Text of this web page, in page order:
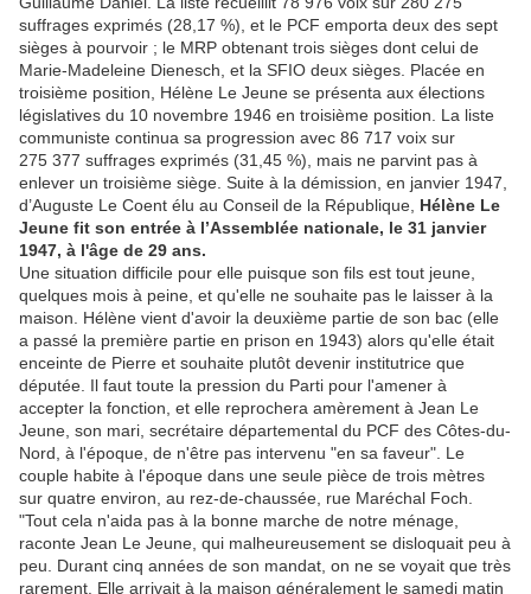
suffrages exprimés (28,17 %), et le PCF emporta deux des sept
sièges à pourvoir ; le MRP obtenant trois sièges dont celui de
Marie-Madeleine Dienesch, et la SFIO deux sièges. Placée en
troisième position, Hélène Le Jeune se présenta aux élections
législatives du 10 novembre 1946 en troisième position. La liste
communiste continua sa progression avec 86 717 voix sur
275 377 suffrages exprimés (31,45 %), mais ne parvint pas à
enlever un troisième siège. Suite à la démission, en janvier 1947,
d’Auguste Le Coent élu au Conseil de la République, Hélène Le
Jeune fit son entrée à l’Assemblée nationale, le 31 janvier
1947, à l'âge de 29 ans.
Une situation difficile pour elle puisque son fils est tout jeune,
quelques mois à peine, et qu'elle ne souhaite pas le laisser à la
maison. Hélène vient d'avoir la deuxième partie de son bac (elle
a passé la première partie en prison en 1943) alors qu'elle était
enceinte de Pierre et souhaite plutôt devenir institutrice que
députée. Il faut toute la pression du Parti pour l'amener à
accepter la fonction, et elle reprochera amèrement à Jean Le
Jeune, son mari, secrétaire départemental du PCF des Côtes-du-
Nord, à l'époque, de n'être pas intervenu "en sa faveur". Le
couple habite à l'époque dans une seule pièce de trois mètres
sur quatre environ, au rez-de-chaussée, rue Maréchal Foch.
"Tout cela n'aida pas à la bonne marche de notre ménage,
raconte Jean Le Jeune, qui malheureusement se disloquait peu à
peu. Durant cinq années de son mandat, on ne se voyait que très
rarement. Elle arrivait à la maison généralement le samedi matin